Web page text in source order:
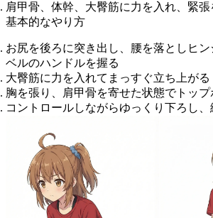
肩甲骨、体幹、大臀筋に力を入れ、緊
基本的なやり方
お尻を後ろに突き出し、腰を落としヒ
ベルのハンドルを握る
大臀筋に力を入れてまっすぐ立ち上がる
胸を張り、肩甲骨を寄せた状態でトッ
コントロールしながらゆっくり下ろし、